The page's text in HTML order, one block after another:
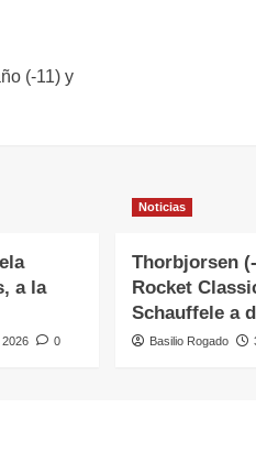
(-11) y
a la
0
Noticias
Thorbjorsen
Rocket
Schauffele a
Basilio Rogado